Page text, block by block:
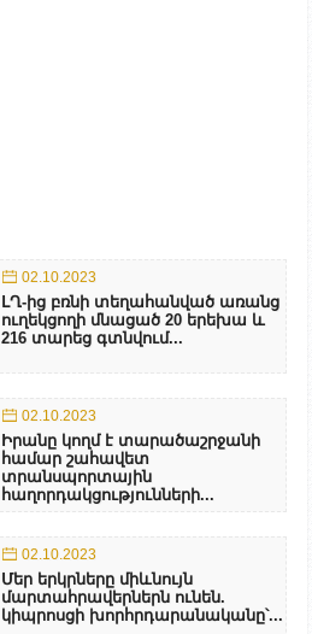
02.10.2023
ԼՂ-ից բռնի տեղահանված առանց
ուղեկցողի մնացած 20 երեխա և
216 տարեց գտնվում...
02.10.2023
Իրանը կողմ է տարածաշրջանի
համար շահավետ
տրանսպորտային
հաղորդակցությունների...
02.10.2023
Մեր երկրները միևնույն
մարտահրավերներն ունեն.
կիպրոսցի խորհրդարանականը՝...